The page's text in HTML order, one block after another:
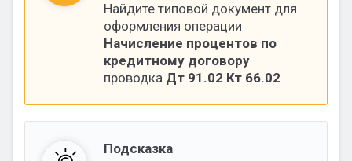
Найдите типовой документ для
оформления операции
Начисление процентов по
кредитному договору
проводка Дт 91.02 Кт 66.02
Подсказка